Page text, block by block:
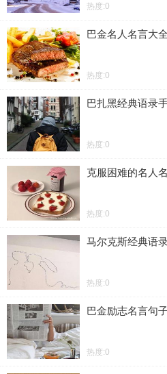
热度:0
巴金名人名言大全
热度:0
巴扎黑经典语录
热度:0
克服困难的名人
热度:0
马尔克斯经典语
热度:0
巴金励志名言句
热度:0